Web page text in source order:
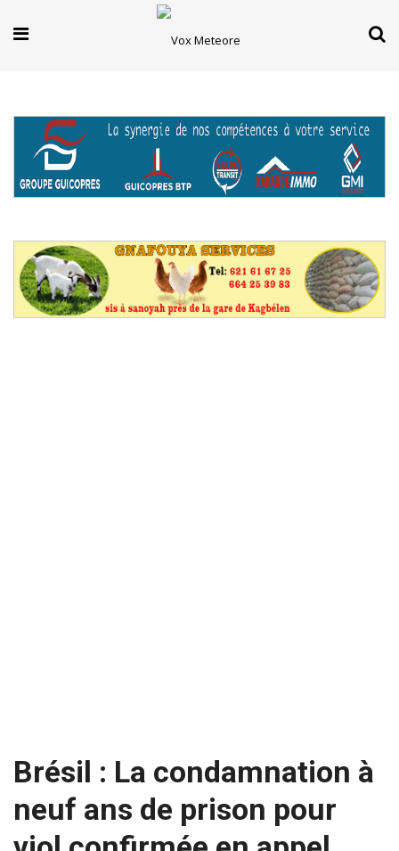
Brésil : La condamnation à
neuf ans de prison pour